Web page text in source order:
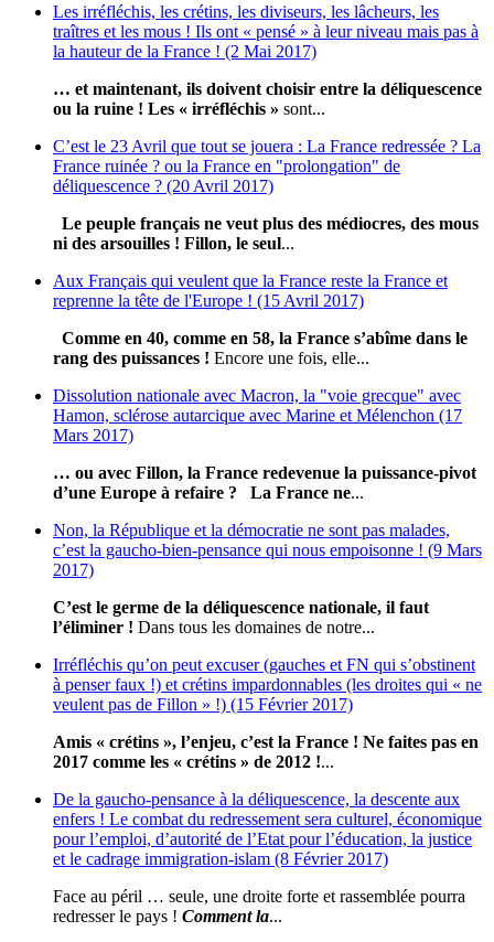
Les irréfléchis, les crétins, les diviseurs, les lâcheurs, les
traîtres et les mous ! Ils ont « pensé » à leur niveau mais pas à
la hauteur de la France ! (2 Mai 2017)
… et maintenant, ils doivent choisir entre la déliquescence
ou la ruine ! Les « irréfléchis » sont...
C’est le 23 Avril que tout se jouera : La France redressée ? La
France ruinée ? ou la France en "prolongation" de
déliquescence ? (20 Avril 2017)
Le peuple français ne veut plus des médiocres, des mous
ni des arsouilles ! Fillon, le seul...
Aux Français qui veulent que la France reste la France et
reprenne la tête de l'Europe ! (15 Avril 2017)
Comme en 40, comme en 58, la France s’abîme dans le
rang des puissances ! Encore une fois, elle...
Dissolution nationale avec Macron, la "voie grecque" avec
Hamon, sclérose autarcique avec Marine et Mélenchon (17
Mars 2017)
… ou avec Fillon, la France redevenue la puissance-pivot
d’une Europe à refaire ?
La France ne...
Non, la République et la démocratie ne sont pas malades,
c’est la gaucho-bien-pensance qui nous empoisonne ! (9 Mars
2017)
C’est le germe de la déliquescence nationale, il faut
l’éliminer ! Dans tous les domaines de notre...
Irréfléchis qu’on peut excuser (gauches et FN qui s’obstinent
à penser faux !) et crétins impardonnables (les droites qui « ne
veulent pas de Fillon » !) (15 Février 2017)
Amis « crétins », l’enjeu, c’est la France ! Ne faites pas en
2017 comme les « crétins » de 2012 !...
De la gaucho-pensance à la déliquescence, la descente aux
enfers ! Le combat du redressement sera culturel, économique
pour l’emploi, d’autorité de l’Etat pour l’éducation, la justice
et le cadrage immigration-islam (8 Février 2017)
Face au péril … seule, une droite forte et rassemblée pourra
redresser le pays ! Comment la...